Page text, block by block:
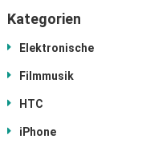
Kategorien
Elektronische
Filmmusik
HTC
iPhone